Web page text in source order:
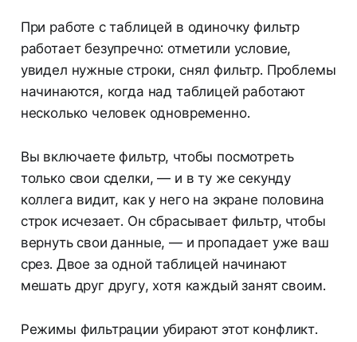
При работе с таблицей в одиночку фильтр
работает безупречно: отметили условие,
увидел нужные строки, снял фильтр. Проблемы
начинаются, когда над таблицей работают
несколько человек одновременно.
Вы включаете фильтр, чтобы посмотреть
только свои сделки, — и в ту же секунду
коллега видит, как у него на экране половина
строк исчезает. Он сбрасывает фильтр, чтобы
вернуть свои данные, — и пропадает уже ваш
срез. Двое за одной таблицей начинают
мешать друг другу, хотя каждый занят своим.
Режимы фильтрации убирают этот конфликт.